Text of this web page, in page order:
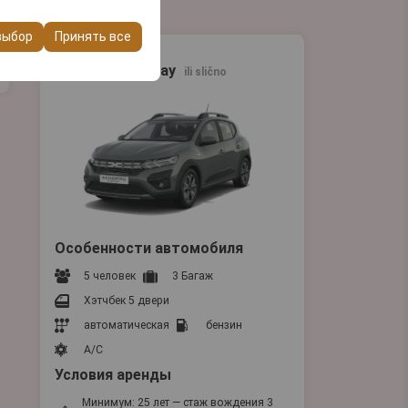
и других
Принять все
Эконом
Sandero Stepway ili slično
Особенности автомобиля
5 человек
3 Багаж
Хэтчбек 5 двери
автоматическая
бензин
A/C
Условия аренды
Минимум: 25 лет — стаж вождения 3